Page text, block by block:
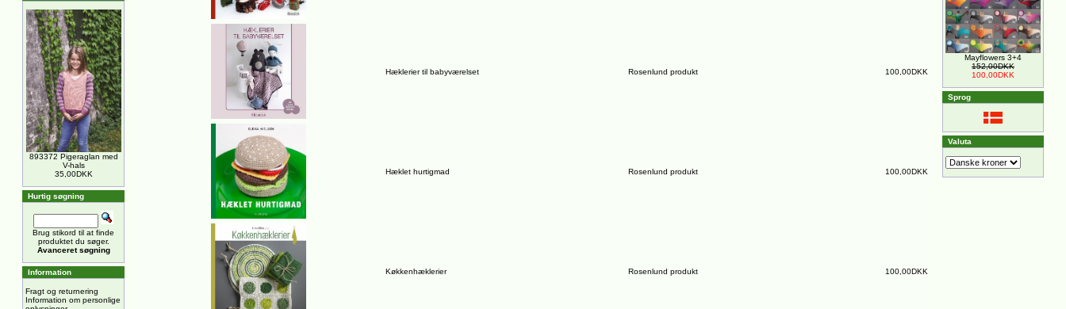
893372 Pigeraglan med
V-hals
35,00DKK
Hurtig søgning
Brug stikord til at finde
produktet du søger.
Avanceret søgning
Information
Fragt og returnering
Information om personlige
Hæklerier til babyværelset Rosenlund produkt 100,00DKK
Hæklet hurtigmad Rosenlund produkt 100,00DKK
Køkkenhæklerier Rosenlund produkt 100,00DKK
Mayflowers 3+4
152,00DKK
100,00DKK
Sprog
Valuta